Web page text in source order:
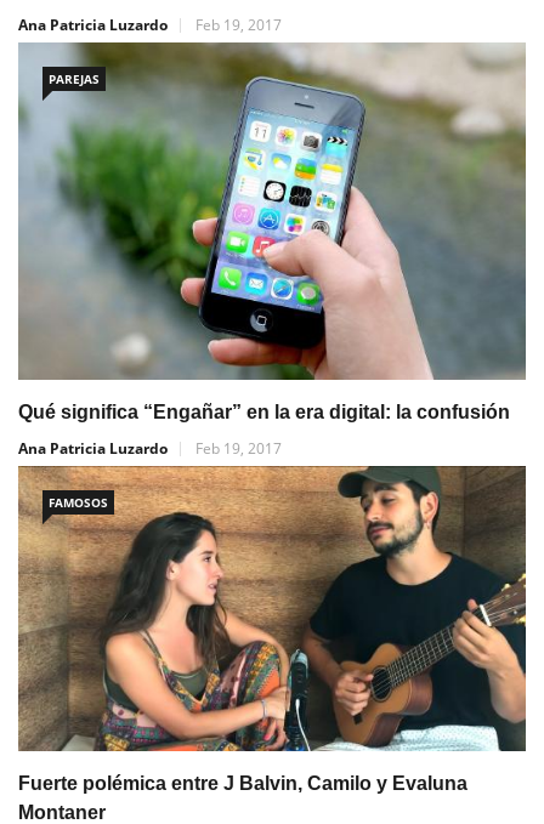
Ana Patricia Luzardo
Feb 19, 2017
PAREJAS
Qué significa “Engañar” en la era digital: la confusión
Ana Patricia Luzardo
Feb 19, 2017
FAMOSOS
Fuerte polémica entre J Balvin, Camilo y Evaluna
Montaner